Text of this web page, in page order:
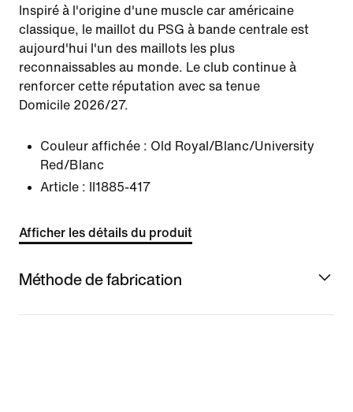
Inspiré à l'origine d'une muscle car américaine
classique, le maillot du PSG à bande centrale est
aujourd'hui l'un des maillots les plus
reconnaissables au monde. Le club continue à
renforcer cette réputation avec sa tenue
Domicile 2026/27.
Couleur affichée : Old Royal/Blanc/University
Red/Blanc
Article :
II1885-417
Afficher les détails du produit
Méthode de fabrication